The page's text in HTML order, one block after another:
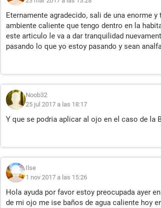
Eternamente agradecido, sali de una enorme
ambiente caliente que tengo dentro en la
este articulo le va a dar tranquilidad
pasando lo que yo estoy pasando y sean
Noob32
25 jul 2017 a las 18:17
Y que se podria aplicar al ojo en el caso de la
Ilse
1 nov 2017 a las 15:26
Hola ayuda por favor estoy preocupada ayer
de mi ojo me ise baños de agua caliente hoy